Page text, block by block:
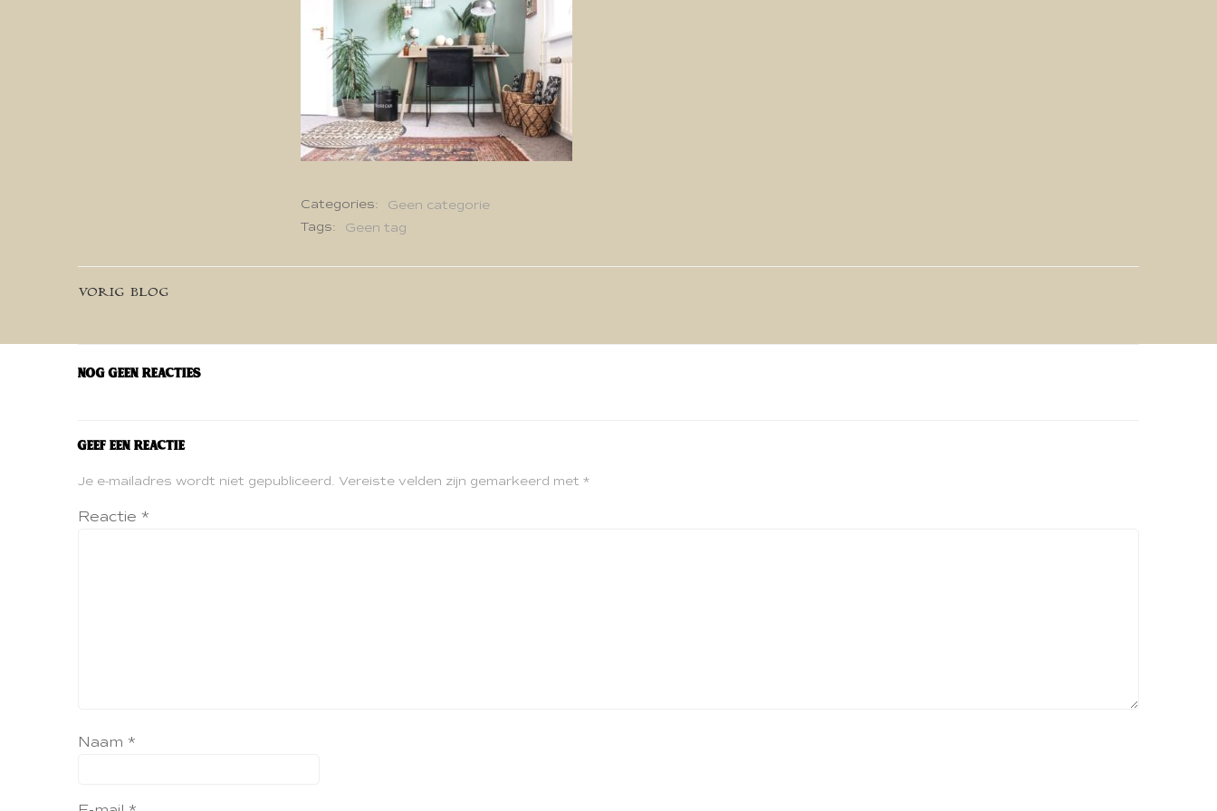
Categories:
Geen categorie
Tags:
Geen tag
Bericht
navigatie
VORIG BLOG
Nog geen reacties
Geef een reactie
Je e-mailadres wordt niet gepubliceerd. Vereiste velden zijn gemarkeerd met *
Reactie *
Naam *